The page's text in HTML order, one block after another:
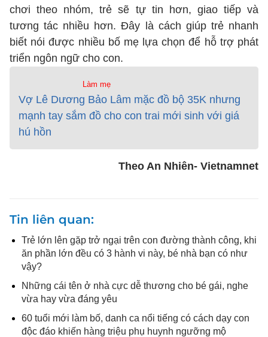
chơi theo nhóm, trẻ sẽ tự tin hơn, giao tiếp và
tương tác nhiều hơn. Đây là cách giúp trẻ nhanh
biết nói được nhiều bố mẹ lựa chọn để hỗ trợ phát
triển ngôn ngữ cho con.
Làm mẹ
Vợ Lê Dương Bảo Lâm mặc đồ bộ 35K nhưng
mạnh tay sắm đồ cho con trai mới sinh với giá
hú hồn
Theo An Nhiên- Vietnamnet
Tin liên quan
Trẻ lớn lên gặp trở ngại trên con đường thành công, khi
ăn phần lớn đều có 3 hành vi này, bé nhà bạn có như
vậy?
Những cái tên ở nhà cực dễ thương cho bé gái, nghe
vừa hay vừa đáng yêu
60 tuổi mới làm bố, danh ca nổi tiếng có cách dạy con
độc đáo khiến hàng triệu phụ huynh ngưỡng mộ